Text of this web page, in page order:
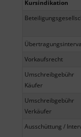
Kursindikation
Vorkaufsrecht
Umschreibgebühr
Käufer
Umschreibgebühr
Verkäufer
Ausschüttung /